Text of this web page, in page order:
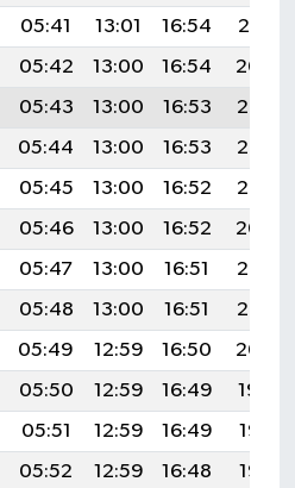
05:41 13:01 16:54
20:10
05:42 13:00 16:54
20:09
05:43 13:00 16:53
20:08
05:44 13:00 16:53
20:07
05:45 13:00 16:52
20:05
05:46 13:00 16:52
20:04
05:47 13:00 16:51
20:03
05:48 13:00 16:51
20:02
05:49 12:59 16:50
20:00
05:50 12:59 16:49
19:59
05:51 12:59 16:49
19:57
05:52 12:59 16:48
19:56